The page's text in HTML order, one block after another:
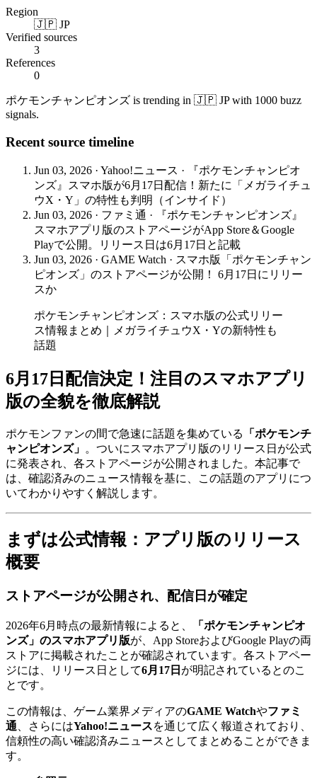
Region
🇯🇵 JP
Verified sources
3
References
0
ポケモンチャンピオンズ is trending in 🇯🇵 JP with 1000 buzz
signals.
Recent source timeline
Jun 03, 2026 · Yahoo!ニュース ·
『ポケモンチャンピオ
ンズ』スマホ版が6月17日配信！新たに「メガライチュ
ウX・Y」の特性も判明（インサイド）
Jun 03, 2026 · ファミ通 ·
『ポケモンチャンピオンズ』
スマホアプリ版のストアページがApp Store＆Google
Playで公開。リリース日は6月17日と記載
Jun 03, 2026 · GAME Watch · スマホ版「ポケモンチャン
ピオンズ」のストアページが公開！ 6月17日にリリー
スか
ポケモンチャンピオンズ：スマホ版の公式リリー
ス情報まとめ｜メガライチュウX・Yの新特性も
話題
6月17日配信決定！注目のスマホアプリ
版の全貌を徹底解説
ポケモンファンの間で急速に話題を集めている
「ポケモンチ
ャンピオンズ」 。ついにスマホアプリ版のリリース日が公式
に発表され、各ストアページが公開されました。本記事で
は、確認済みのニュース情報を基に、この話題のアプリにつ
いてわかりやすく解説します。
まずは公式情報：アプリ版のリリース
概要
ストアページが公開され、配信日が確定
2026年6月時点の最新情報によると、
「ポケモンチャンピオ
ンズ」のスマホアプリ版が、App StoreおよびGoogle Playの両
ストアに掲載されたことが確認されています。各ストアペー
ジには、リリース日として6月17日 が明記されているとのこ
とです。
この情報は、ゲーム業界メディアのGAME Watchやファミ
通 、さらにはYahoo!ニュースを通じて広く報道されており、
信頼性の高い確認済みニュースとしてまとめることができま
す。